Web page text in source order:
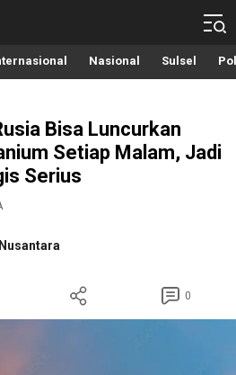
Hari Ini, Jalurinfo.com
Nasional Sulsel
Bisa Luncurkan
Setiap Malam, Jadi
Serius
0